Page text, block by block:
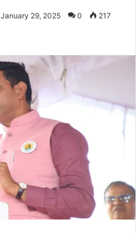
January 29, 2025 0 217